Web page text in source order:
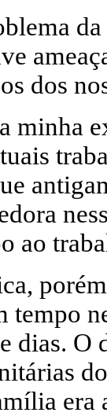
dos
minha
ao
tempo
dias.
era